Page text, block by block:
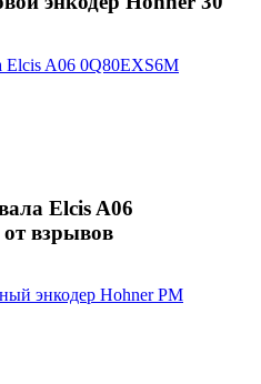
Elcis A06
взрывов